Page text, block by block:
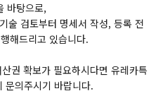
바탕으로,
술 검토부터 명세서 작성, 등록 전
해드리고 있습니다.
권 확보가 필요하시다면 유레카특
문의주시기 바랍니다.